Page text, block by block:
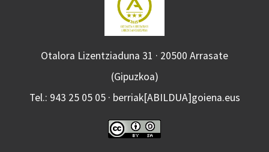
Otalora Lizentziaduna 31 · 20500 Arrasate
(Gipuzkoa)
Tel.: 943 25 05 05 · berriak[ABILDUA]goiena.eus